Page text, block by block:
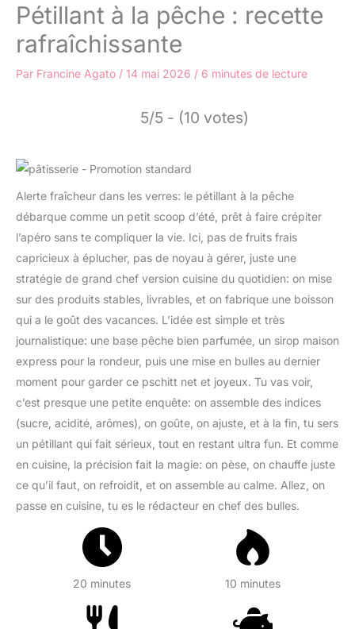
Pétillant à la pêche : recette
rafraîchissante
Par Francine Agato / 14 mai 2026 / 6 minutes de lecture
5/5 - (10 votes)
Alerte fraîcheur dans les verres: le pétillant à la pêche
débarque comme un petit scoop d’été, prêt à faire crépiter
l’apéro sans te compliquer la vie. Ici, pas de fruits frais
capricieux à éplucher, pas de noyau à gérer, juste une
stratégie de grand chef version cuisine du quotidien: on mise
sur des produits stables, livrables, et on fabrique une boisson
qui a le goût des vacances. L’idée est simple et très
journalistique: une base pêche bien parfumée, un sirop maison
express pour la rondeur, puis une mise en bulles au dernier
moment pour garder ce pschitt net et joyeux. Tu vas voir,
c’est presque une petite enquête: on assemble des indices
(sucre, acidité, arômes), on goûte, on ajuste, et à la fin, tu sers
un pétillant qui fait sérieux, tout en restant ultra fun. Et comme
en cuisine, la précision fait la magie: on pèse, on chauffe juste
ce qu’il faut, on refroidit, et on assemble au calme. Allez, on
passe en cuisine, tu es le rédacteur en chef des bulles.
20 minutes 10 minutes